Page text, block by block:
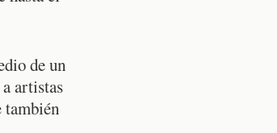
de un
artistas
también